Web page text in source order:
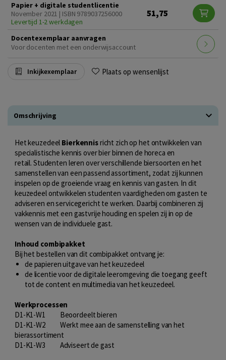
Papier + digitale studentlicentie
November 2021 | ISBN 9789037256000
Levertijd 1-2 werkdagen
51,75
Docentexemplaar aanvragen
Voor docenten met een onderwijsaccount
Inkijkexemplaar Plaats op wensenlijst
Omschrijving
Het keuzedeel Bierkennisricht zich op het ontwikkelen van
specialistische kennis over bier binnen de horeca en
retail. Studenten leren over verschillende biersoorten en het
samenstellen van een passend assortiment, zodat zij kunnen
inspelen op de groeiende vraag en kennis van gasten. In dit
keuzedeel ontwikkelen studenten vaardigheden om gasten te
adviseren en servicegericht te werken. Daarbij combineren zij
vakkennis met een gastvrije houding en spelen zij in op de
wensen van de individuele gast.
Inhoud combipakket
Bij het bestellen van dit combipakket ontvang je:
de papieren uitgave van het keuzedeel
de licentie voor de digitale leeromgeving die toegang geeft
tot de content en multimedia van het keuzedeel.
Werkprocessen
D1-K1-W1 Beoordeelt bieren
D1-K1-W2 Werkt mee aan de samenstelling van het
bierassortiment
D1-K1-W3 Adviseert de gast